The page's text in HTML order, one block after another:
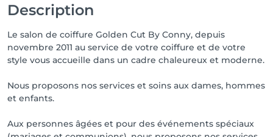
Description
Le salon de coiffure Golden Cut By Conny, depuis
novembre 2011 au service de votre coiffure et de votre
style vous accueille dans un cadre chaleureux et moderne.
Nous proposons nos services et soins aux dames, hommes
et enfants.
Aux personnes âgées et pour des événements spéciaux